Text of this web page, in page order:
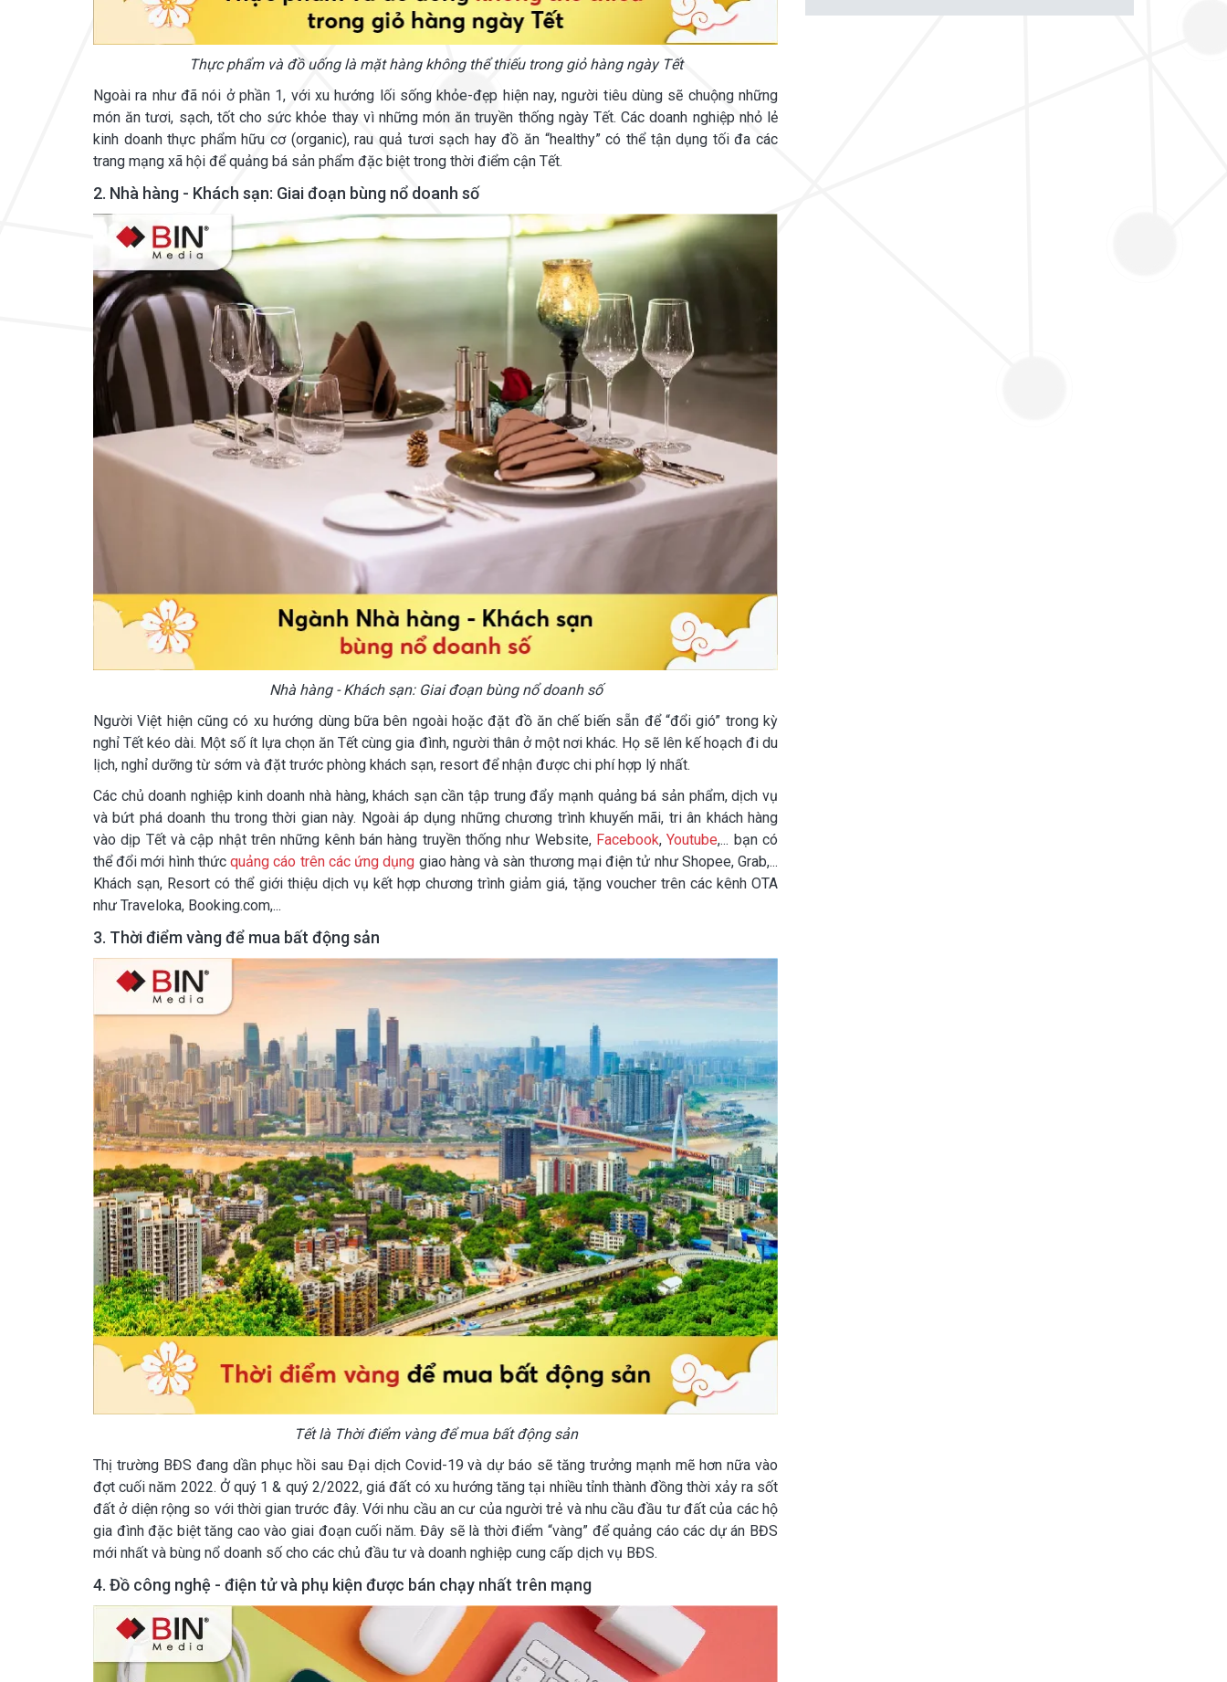
Thực phẩm và đồ uống là mặt hàng không thể thiếu trong giỏ hàng ngày Tết
Ngoài ra như đã nói ở phần 1, với xu hướng lối sống khỏe-đẹp hiện nay, người tiêu dùng sẽ chuộng những
món ăn tươi, sạch, tốt cho sức khỏe thay vì những món ăn truyền thống ngày Tết. Các doanh nghiệp nhỏ lẻ
kinh doanh thực phẩm hữu cơ (organic), rau quả tươi sạch hay đồ ăn “healthy” có thể tận dụng tối đa các
trang mạng xã hội để quảng bá sản phẩm đặc biệt trong thời điểm cận Tết.
2. Nhà hàng - Khách sạn: Giai đoạn bùng nổ doanh số
Nhà hàng - Khách sạn: Giai đoạn bùng nổ doanh số
Người Việt hiện cũng có xu hướng dùng bữa bên ngoài hoặc đặt đồ ăn chế biến sẵn để “đổi gió” trong kỳ
nghỉ Tết kéo dài. Một số ít lựa chọn ăn Tết cùng gia đình, người thân ở một nơi khác. Họ sẽ lên kế hoạch đi du
lịch, nghỉ dưỡng từ sớm và đặt trước phòng khách sạn, resort để nhận được chi phí hợp lý nhất.
Các chủ doanh nghiệp kinh doanh nhà hàng, khách sạn cần tập trung đẩy mạnh quảng bá sản phẩm, dịch vụ
và bứt phá doanh thu trong thời gian này. Ngoài áp dụng những chương trình khuyến mãi, tri ân khách hàng
vào dịp Tết và cập nhật trên những kênh bán hàng truyền thống như Website, Facebook,Youtube,... bạn có
thể đổi mới hình thứcquảng cáo trên các ứng dụng giao hàng và sàn thương mại điện tử như Shopee, Grab,...
Khách sạn, Resort có thể giới thiệu dịch vụ kết hợp chương trình giảm giá, tặng voucher trên các kênh OTA
như Traveloka, Booking.com,...
3. Thời điểm vàng để mua bất động sản
Tết là Thời điểm vàng để mua bất động sản
Thị trường BĐS đang dần phục hồi sau Đại dịch Covid-19 và dự báo sẽ tăng trưởng mạnh mẽ hơn nữa vào
đợt cuối năm 2022. Ở quý 1 & quý 2/2022, giá đất có xu hướng tăng tại nhiều tỉnh thành đồng thời xảy ra sốt
đất ở diện rộng so với thời gian trước đây. Với nhu cầu an cư của người trẻ và nhu cầu đầu tư đất của các hộ
gia đình đặc biệt tăng cao vào giai đoạn cuối năm. Đây sẽ là thời điểm “vàng” để quảng cáo các dự án BĐS
mới nhất và bùng nổ doanh số cho các chủ đầu tư và doanh nghiệp cung cấp dịch vụ BĐS.
4. Đồ công nghệ - điện tử và phụ kiện được bán chạy nhất trên mạng